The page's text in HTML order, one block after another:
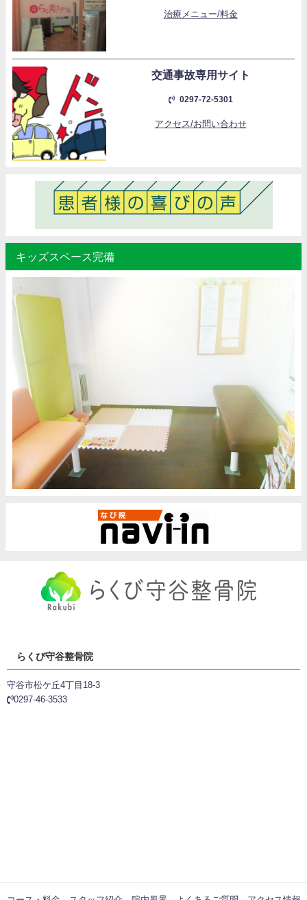
治療メニュー/料金
交通事故専用サイト
0297-72-5301
アクセス/お問い合わせ
キッズスペース完備
らくび守谷整骨院
守谷市松ケ丘4丁目18-3
0297-46-3533